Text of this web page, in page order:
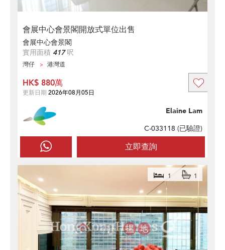
會展中心會景閣開放式單位出售
會展中心會景閣
實用面積 417呎
灣仔 港灣道
立即查詢
Elaine Lam
C-033118 (已驗證)
HK$ 880萬
更新日期 2026年08月05日
1 1